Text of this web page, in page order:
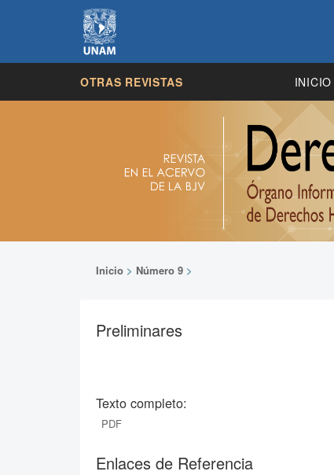
OTRAS REVISTAS INICIO
Inicio > Número 9 >
Preliminares
Texto completo:
PDF
Enlaces de Referencia